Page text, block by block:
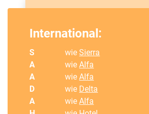
International:
S wieSierra
A
wieAlfa
A
wieAlfa
D
wie Delta
A
wieAlfa